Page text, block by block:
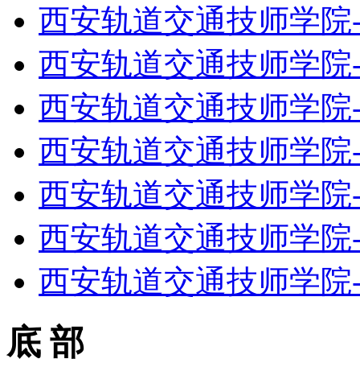
西安轨道交通技师学
西安轨道交通技师学
西安轨道交通技师学
西安轨道交通技师学
西安轨道交通技师学
西安轨道交通技师学
西安轨道交通技师学
底 部